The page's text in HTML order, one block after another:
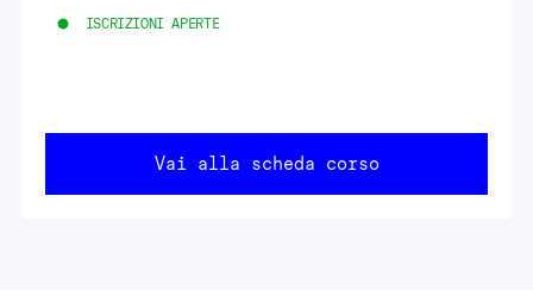
ISCRIZIONI APERTE
Vai alla scheda corso